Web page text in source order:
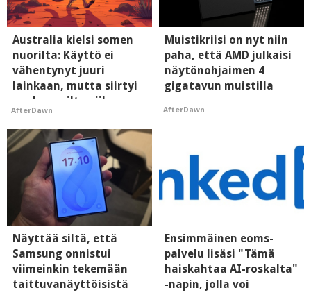
Australia kielsi somen
nuorilta: Käyttö ei
vähentynyt juuri
lainkaan, mutta siirtyi
vanhemmilta piiloon
AfterDawn
Muistikriisi on nyt niin
paha, että AMD julkaisi
näytönohjaimen 4
gigatavun muistilla
AfterDawn
Näyttää siltä, että
Samsung onnistui
viimeinkin tekemään
taittuvanäyttöisistä
Ensimmäinen eoms-
palvelu lisäsi "Tämä
haiskahtaa AI-roskalta"
-napin, jolla voi